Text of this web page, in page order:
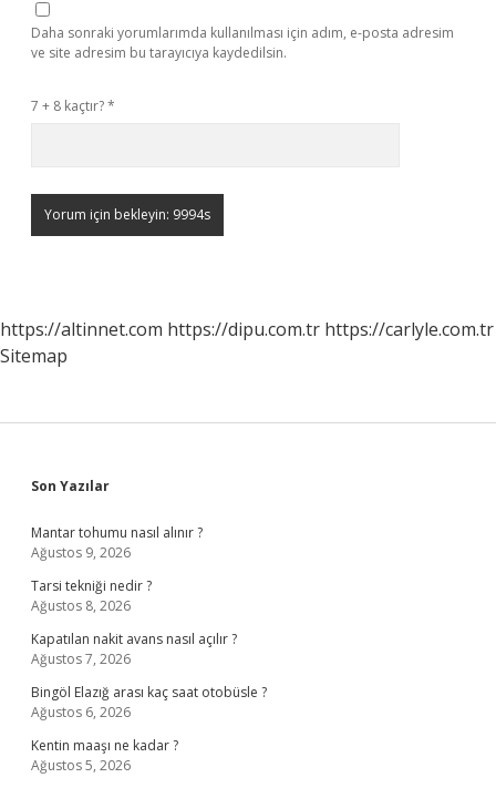
Daha sonraki yorumlarımda kullanılması için adım, e-posta adresim
ve site adresim bu tarayıcıya kaydedilsin.
7 + 8 kaçtır?*
https://altinnet.com https://dipu.com.tr https://carlyle.com.tr
Sitemap
Sidebar
Son Yazılar
Mantar tohumu nasıl alınır ?
Ağustos 9, 2026
Tarsi tekniği nedir ?
Ağustos 8, 2026
Kapatılan nakit avans nasıl açılır ?
Ağustos 7, 2026
Bingöl Elazığ arası kaç saat otobüsle ?
Ağustos 6, 2026
Kentin maaşı ne kadar ?
Ağustos 5, 2026